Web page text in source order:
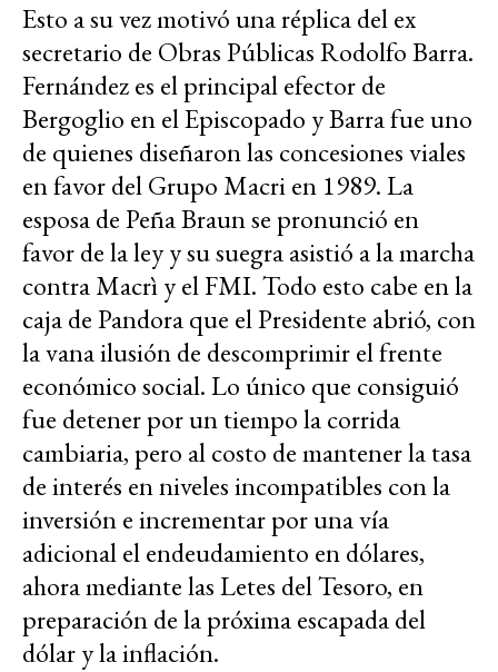
Esto a su vez motivó una réplica del ex
secretario de Obras Públicas Rodolfo Barra.
Fernández es el principal efector de
Bergoglio en el Episcopado y Barra fue uno
de quienes diseñaron las concesiones viales
en favor del Grupo Macri en 1989. La
esposa de Peña Braun se pronunció en
favor de la ley y su suegra asistió a la marcha
contra Macrì y el FMI. Todo esto cabe en la
caja de Pandora que el Presidente abrió, con
la vana ilusión de descomprimir el frente
económico social. Lo único que consiguió
fue detener por un tiempo la corrida
cambiaria, pero al costo de mantener la tasa
de interés en niveles incompatibles con la
inversión e incrementar por una vía
adicional el endeudamiento en dólares,
ahora mediante las Letes del Tesoro, en
preparación de la próxima escapada del
dólar y la inflación.